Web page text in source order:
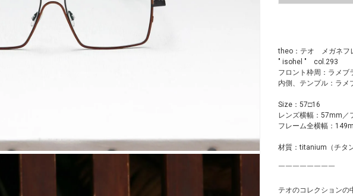
theo：テオ メガネフ
" isohel " col.293
フロント枠周：ラメブ
内側、テンプル：ラメ
Size：57□16
レンズ横幅：57mm／
フレーム全横幅：
材質：titanium（チタン
￣￣￣￣￣￣￣￣
テオのコレクション